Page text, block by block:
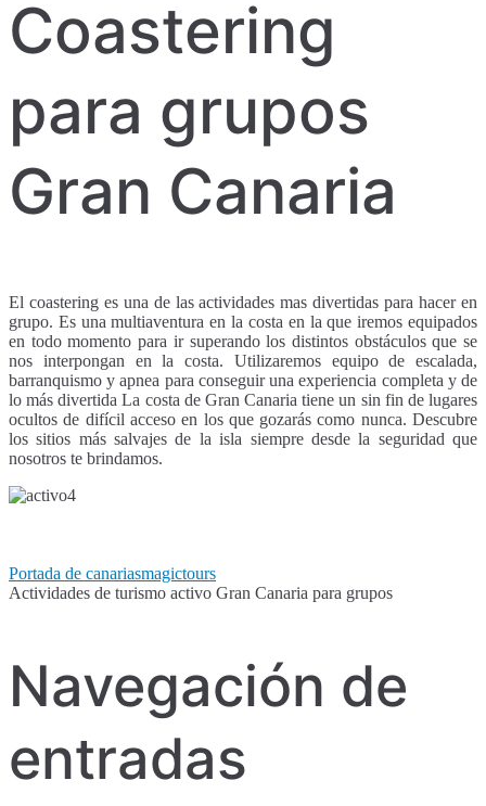
Coastering
para grupos
Gran Canaria
El coastering es una de las actividades mas divertidas para hacer en
grupo. Es una multiaventura en la costa en la que iremos equipados
en todo momento para ir superando los distintos obstáculos que se
nos interpongan en la costa. Utilizaremos equipo de escalada,
barranquismo y apnea para conseguir una experiencia completa y de
lo más divertida La costa de Gran Canaria tiene un sin fin de lugares
ocultos de difícil acceso en los que gozarás como nunca. Descubre
los sitios más salvajes de la isla siempre desde la seguridad que
nosotros te brindamos.
Portada de canariasmagictours
Actividades de turismo activo Gran Canaria para grupos
Navegación de
entradas